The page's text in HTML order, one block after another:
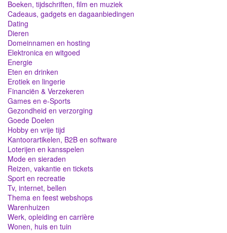
Boeken, tijdschriften, film en muziek
Cadeaus, gadgets en dagaanbiedingen
Dating
Dieren
Domeinnamen en hosting
Elektronica en witgoed
Energie
Eten en drinken
Erotiek en lingerie
Financiën & Verzekeren
Games en e-Sports
Gezondheid en verzorging
Goede Doelen
Hobby en vrije tijd
Kantoorartikelen, B2B en software
Loterijen en kansspelen
Mode en sieraden
Reizen, vakantie en tickets
Sport en recreatie
Tv, internet, bellen
Thema en feest webshops
Warenhuizen
Werk, opleiding en carrière
Wonen, huis en tuin